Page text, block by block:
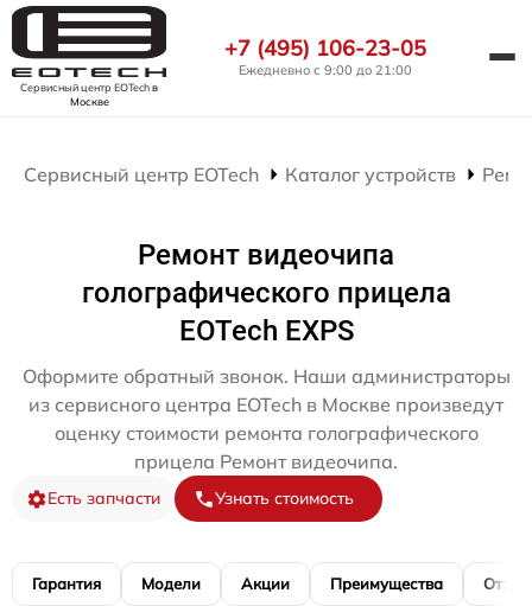
Сервисный центр EOTechв
Москве
+7 (495) 106-23-05
Ежедневно с 9:00 до 21:00
Сервисный центр EOTech Каталог устройств
Ремонт видеочипа
голографического прицела
EOTech EXPS
Оформите обратный звонок. Наши администраторы
из сервисного центра EOTech в Москве произведут
оценку стоимости ремонта голографического
прицела Ремонт видеочипа.
Есть запчасти Узнать стоимость
Гарантия Модели Акции Преимущества